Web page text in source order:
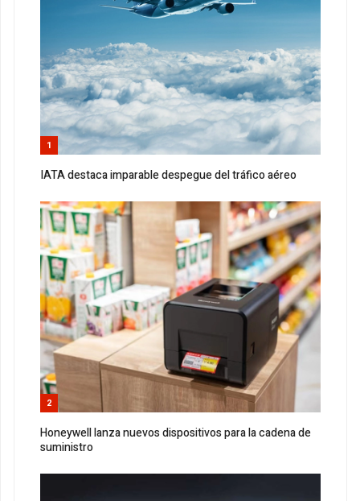
1
IATA destaca imparable despegue del tráfico aéreo
2
Honeywell lanza nuevos dispositivos para la cadena de
suministro